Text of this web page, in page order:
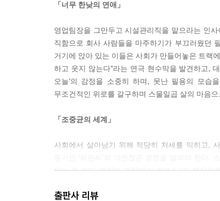
그런 일들이 다 맨숭맨숭해지면서 그냥 그런 보
---「보통의 시절」중에서
어떻게 보면 살아난 것은 아니었다. 죽을 수 있는
직이고 먹고 눕고 싸고 울고 할퀴는 유일한 생명
져냈다.
---「고양이는 어떻게 단련되는가」중에서
나는 일상을 가만히 견디다가도 어느 순간 도저
나는 사람들 곁에, 차가운 창의 흐릿한 입김처럼
「너무 한낮의 연애」
영업팀장을 그만두고 시설관리직을 맡으라는 인
직함으로 회사 사람들을 마주하기가 부끄러웠던
거기에 앉아 있는 이들은 사회가 만들어놓은 트랙
하고 웃지 않는다”라는 연극 현수막을 발견하고,
오늘’의 감정을 소중히 하며, 못난 필용의 모습
무조건적인 위로를 갈구하며 스물일곱 살의 마음
「조중균의 세계」
사회에서 살아남기 위해 적당히 처세를 익히고,
있는 것 같다. 부장의 표현에 따르면 ‘나’가 정식
것 같다. 그리고 셋만의 조촐한 회식 자리에서 ‘나
출판사 리뷰